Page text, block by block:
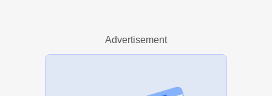
عرض الكل
Advertisement